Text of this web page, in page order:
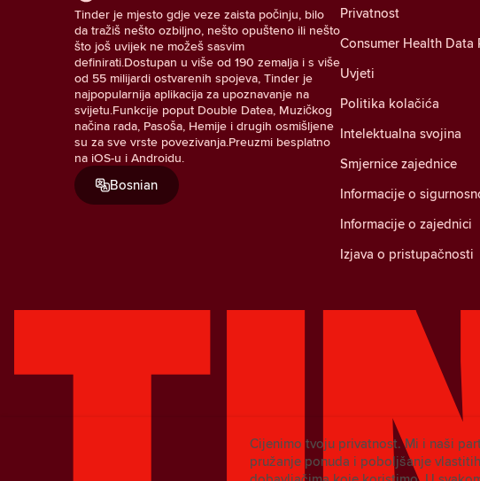
Tinder je mjesto gdje veze zaista počinju, bilo
da tražiš nešto ozbiljno, nešto opušteno ili nešto
što još uvijek ne možeš sasvim
definirati.Dostupan u više od 190 zemalja i s više
od 55 milijardi ostvarenih spojeva, Tinder je
najpopularnija aplikacija za upoznavanje na
svijetu.Funkcije poput Double Datea, Muzičkog
načina rada, Pasoša, Hemije i drugih osmišljene
su za sve vrste povezivanja.Preuzmi besplatno
na iOS-u i Androidu.
Bosnian
Privatnost
Consumer Health Data
Uvjeti
Politika kolačića
Intelektualna svojina
Smjernice zajednice
Informacije o
Informacije o zajednici
Izjava o pristupačnosti
Cijenimo tvoju privatnost. Mi i naši
pružanje ponuda i poboljšanje